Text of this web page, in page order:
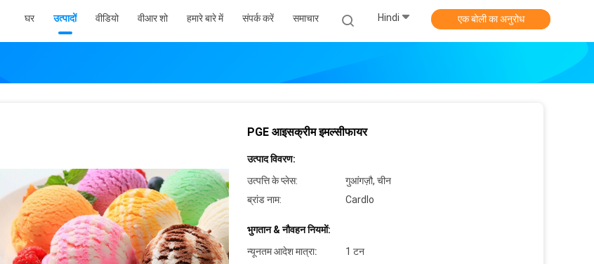
घर उत्पादों वीडियो वीआर शो हमारे बारे में संपर्क करें समाचार Hindi एक बोली का अनुरोध
PGE आइसक्रीम इमल्सीफायर
उत्पाद विवरण:
उत्पत्ति के प्लेस:
गुआंगज़ौ, चीन
ब्रांड नाम:
Cardlo
भुगतान & नौवहन नियमों:
न्यूनतम आदेश मात्रा:
1 टन